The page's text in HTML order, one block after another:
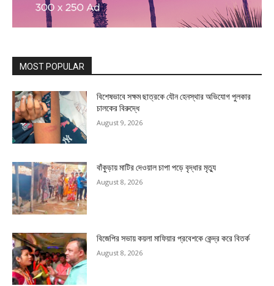
MOST POPULAR
বিশেষভাবে সক্ষম ছাত্রকে যৌন হেনস্থার অভিযোগ পুলকার
চালকের বিরুদ্ধে
August 9, 2026
বাঁকুড়ায় মাটির দেওয়াল চাপা পড়ে বৃদ্ধার মৃত্যু
August 8, 2026
বিজেপির সভায় কয়লা মাফিয়ার প্রবেশকে কেন্দ্র করে বিতর্ক
August 8, 2026